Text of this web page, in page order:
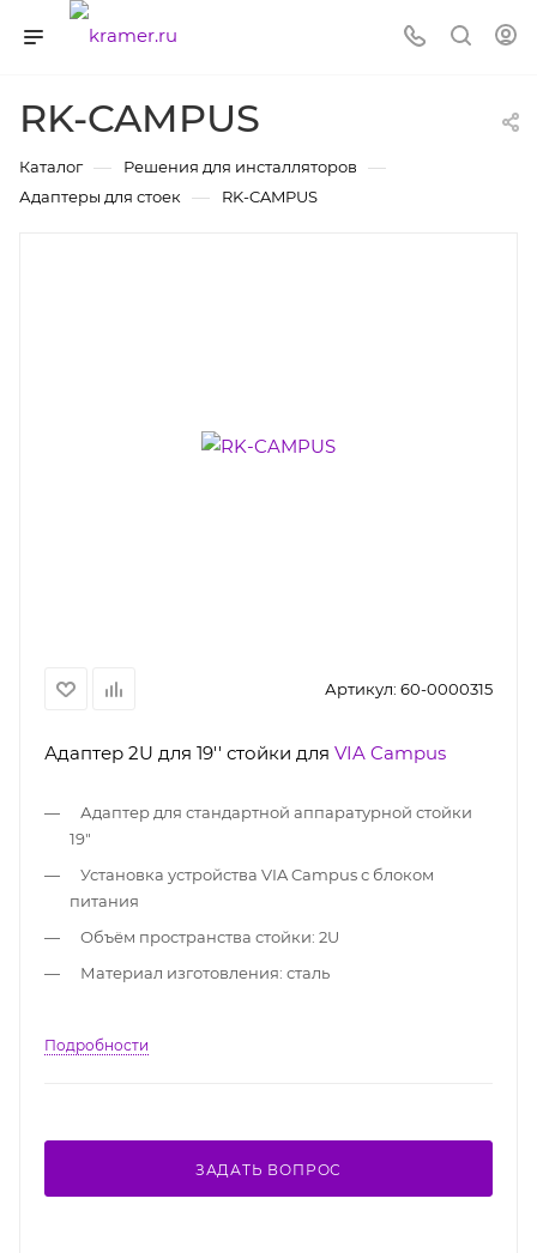
RK-CAMPUS
Каталог — Решения для инсталляторов —
Адаптеры для стоек — RK-CAMPUS
Артикул: 60-0000315
Адаптер 2U для 19'' стойки для VIA Campus
Адаптер для стандартной аппаратурной стойки
19"
Установка устройства VIA Campus с блоком
питания
Объём пространства стойки: 2U
Материал изготовления: сталь
Подробности
ЗАДАТЬ ВОПРОС